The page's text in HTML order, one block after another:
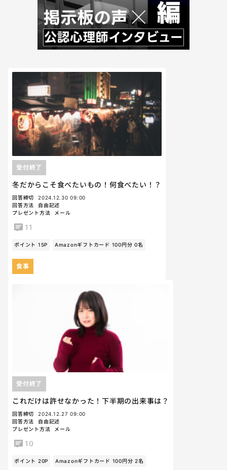
冬だからこそ食べたいもの！何食べたい！？
受付終了
回答締切
2024.12.30 09:00
回答方法
自由記述
プレゼント方法
メール
11
ポイント 15P Amazonギフトカード 100円分 0名
食事
これだけは許せなかった！下半期の出来事は？
受付終了
回答締切
2024.12.27 09:00
回答方法
自由記述
プレゼント方法
メール
10
ポイント 20P Amazonギフトカード 100円分 2名